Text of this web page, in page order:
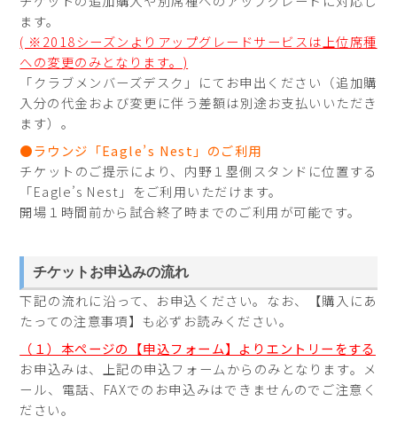
ます。
( ※2018シーズンよりアップグレードサービスは上位席種
への変更のみとなります。)
「クラブメンバーズデスク」にてお申出ください（追加購
入分の代金および変更に伴う差額は別途お支払いいただき
ます）。
●ラウンジ「Eagle’s Nest」のご利用
チケットのご提示により、内野１塁側スタンドに位置する
「Eagle’s Nest」をご利用いただけます。
開場１時間前から試合終了時までのご利用が可能です。
チケットお申込みの流れ
下記の流れに沿って、お申込ください。なお、【購入にあ
たっての注意事項】も必ずお読みください。
（１）本ページの【申込フォーム】よりエントリーをする
お申込みは、上記の申込フォームからのみとなります。メ
ール、電話、FAXでのお申込みはできませんのでご注意く
ださい。